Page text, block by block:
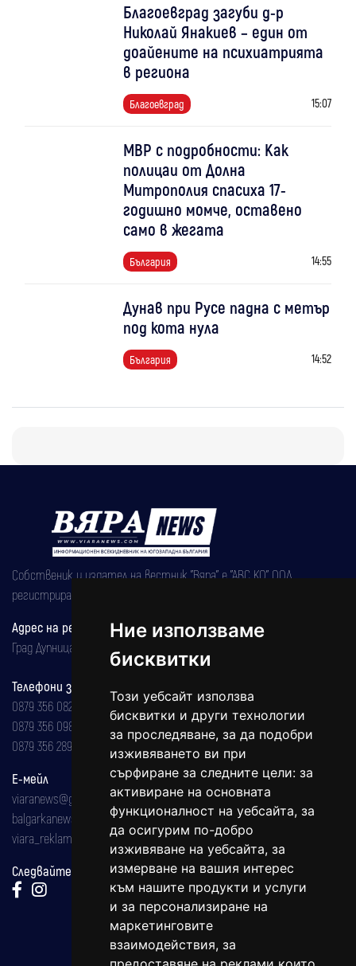
Ние използваме
бисквитки
Този уебсайт използва
бисквитки и други технологии
за проследяване, за да подобри
изживяването ви при
сърфиране за следните цели: за
активиране на основната
функционалност на уебсайта, за
да осигурим по-добро
изживяване на уебсайта, за
измерване на вашия интерес
към нашите продукти и услуги
и за персонализиране на
маркетинговите
взаимодействия, за
Благоевград загуби д-р
Николай Янакиев – един от
доайените на психиатрията
в региона
Благоевград 15:07
МВР с подробности: Как
полицаи от Долна
Митрополия спасиха 17-
годишно момче, оставено
само в жегата
България 14:55
Дунав при Русе падна с метър
под кота нула
България 14:52
Собственик и издател на вестник "Вяра" е "АВС КО" ООД,
регистрирана на 08.05.2002 година.
Адрес на редакцията
Град Дупница, ул.''Христо Ботев" 43
Телефони за реклама и абонаменти
0879 356 082
0879 356 098
0879 356 289
Е-мейл
viaranews@gmail.com
balgarkanews@gmail.com
viara_reklama@mail.bg
Следвайте ни: